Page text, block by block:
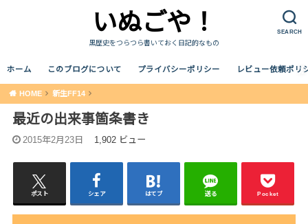
SEARCH
いぬごや！
黒歴史をつらつら書いておく日記的なもの
ホーム このブログについて プライバシーポリシー レビュー依頼ポリ
HOME 新生FF14
最近の出来事箇条書き
2015年2月23日 1,902 ビュー
ポスト シェア はてブ 送る Pocket